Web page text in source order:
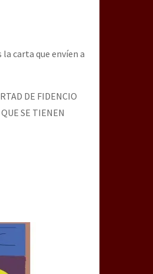
carta que envíen a
DE FIDENCIO
SE TIENEN